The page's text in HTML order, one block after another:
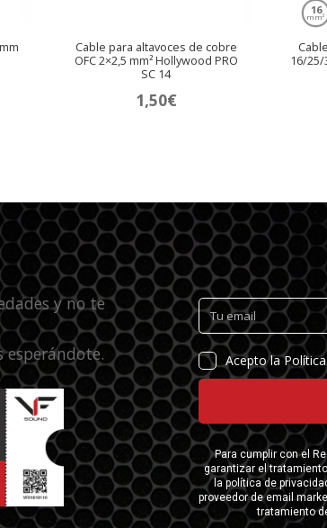
Cable para altavoces de cobre
OFC 2×2,5 mm² Hollywood PRO
SC 14
1,50€
16
mm²
16/
y no te
esperándote.